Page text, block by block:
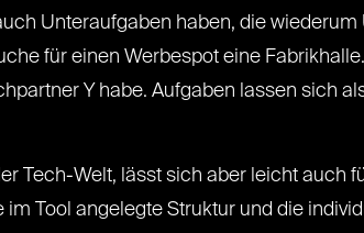
Unteraufgaben haben, die
für einen Werbespot eine
Y habe. Aufgaben lassen sich
Tech-Welt, lässt sich aber leicht auch
Tool angelegte Struktur und die